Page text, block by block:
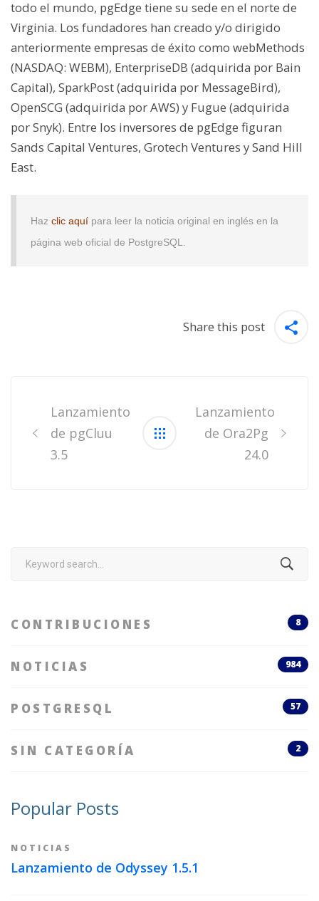
todo el mundo, pgEdge tiene su sede en el norte de
Virginia. Los fundadores han creado y/o dirigido
anteriormente empresas de éxito como webMethods
(NASDAQ: WEBM), EnterpriseDB (adquirida por Bain
Capital), SparkPost (adquirida por MessageBird),
OpenSCG (adquirida por AWS) y Fugue (adquirida
por Snyk). Entre los inversores de pgEdge figuran
Sands Capital Ventures, Grotech Ventures y Sand Hill
East.
Haz clic aquí para leer la noticia original en inglés en la
página web oficial de PostgreSQL.
Share this post
navigation
Lanzamiento
de pgCluu
3.5
Lanzamiento
de Ora2Pg
24.0
Search
CONTRIBUCIONES 8
NOTICIAS 984
POSTGRESQL 57
SIN CATEGORÍA 2
Popular Posts
NOTICIAS
Lanzamiento de Odyssey 1.5.1